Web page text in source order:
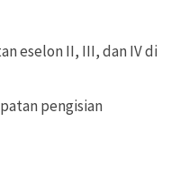
eselon II, III, dan IV di
pengisian